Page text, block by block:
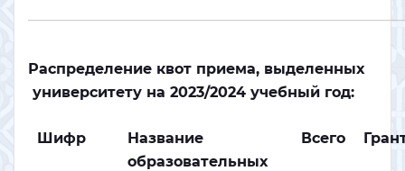
Распределение квот приема, выделенных
университету на 2023/2024 учебный год:
Шифр
Название
образовательных
Всего